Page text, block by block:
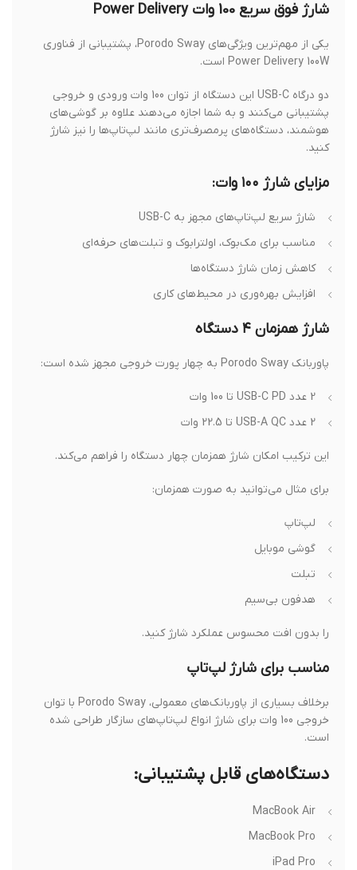
شارژ فوق سریع 100 وات Power Delivery
یکی از مهم‌ترین ویژگی‌های Porodo Sway، پشتیبانی از فناوری
Power Delivery 100W است.
دو درگاه USB-C این دستگاه از توان 100 وات ورودی و خروجی
پشتیبانی می‌کنند و به شما اجازه می‌دهند علاوه بر گوشی‌های
هوشمند، دستگاه‌های پرمصرف‌تری مانند لپ‌تاپ‌ها را نیز شارژ
کنید.
مزایای شارژ ۱۰۰ وات:
شارژ سریع لپ‌تاپ‌های مجهز به USB-C
مناسب برای مک‌بوک، اولترابوک و تبلت‌های حرفه‌ای
کاهش زمان شارژ دستگاه‌ها
افزایش بهره‌وری در محیط‌های کاری
شارژ همزمان ۴ دستگاه
پاوربانک Porodo Sway به چهار پورت خروجی مجهز شده است:
این ترکیب امکان شارژ همزمان چهار دستگاه را فراهم می‌کند.
برای مثال می‌توانید به صورت همزمان:
لپ‌تاپ
گوشی موبایل
تبلت
هدفون بی‌سیم
را بدون افت محسوس عملکرد شارژ کنید.
مناسب برای شارژ لپ‌تاپ
برخلاف بسیاری از پاوربانک‌های معمولی، Porodo Sway با توان
خروجی 100 وات برای شارژ انواع لپ‌تاپ‌های سازگار طراحی شده
است.
دستگاه‌های قابل پشتیبانی:
MacBook Air
MacBook Pro
iPad Pro